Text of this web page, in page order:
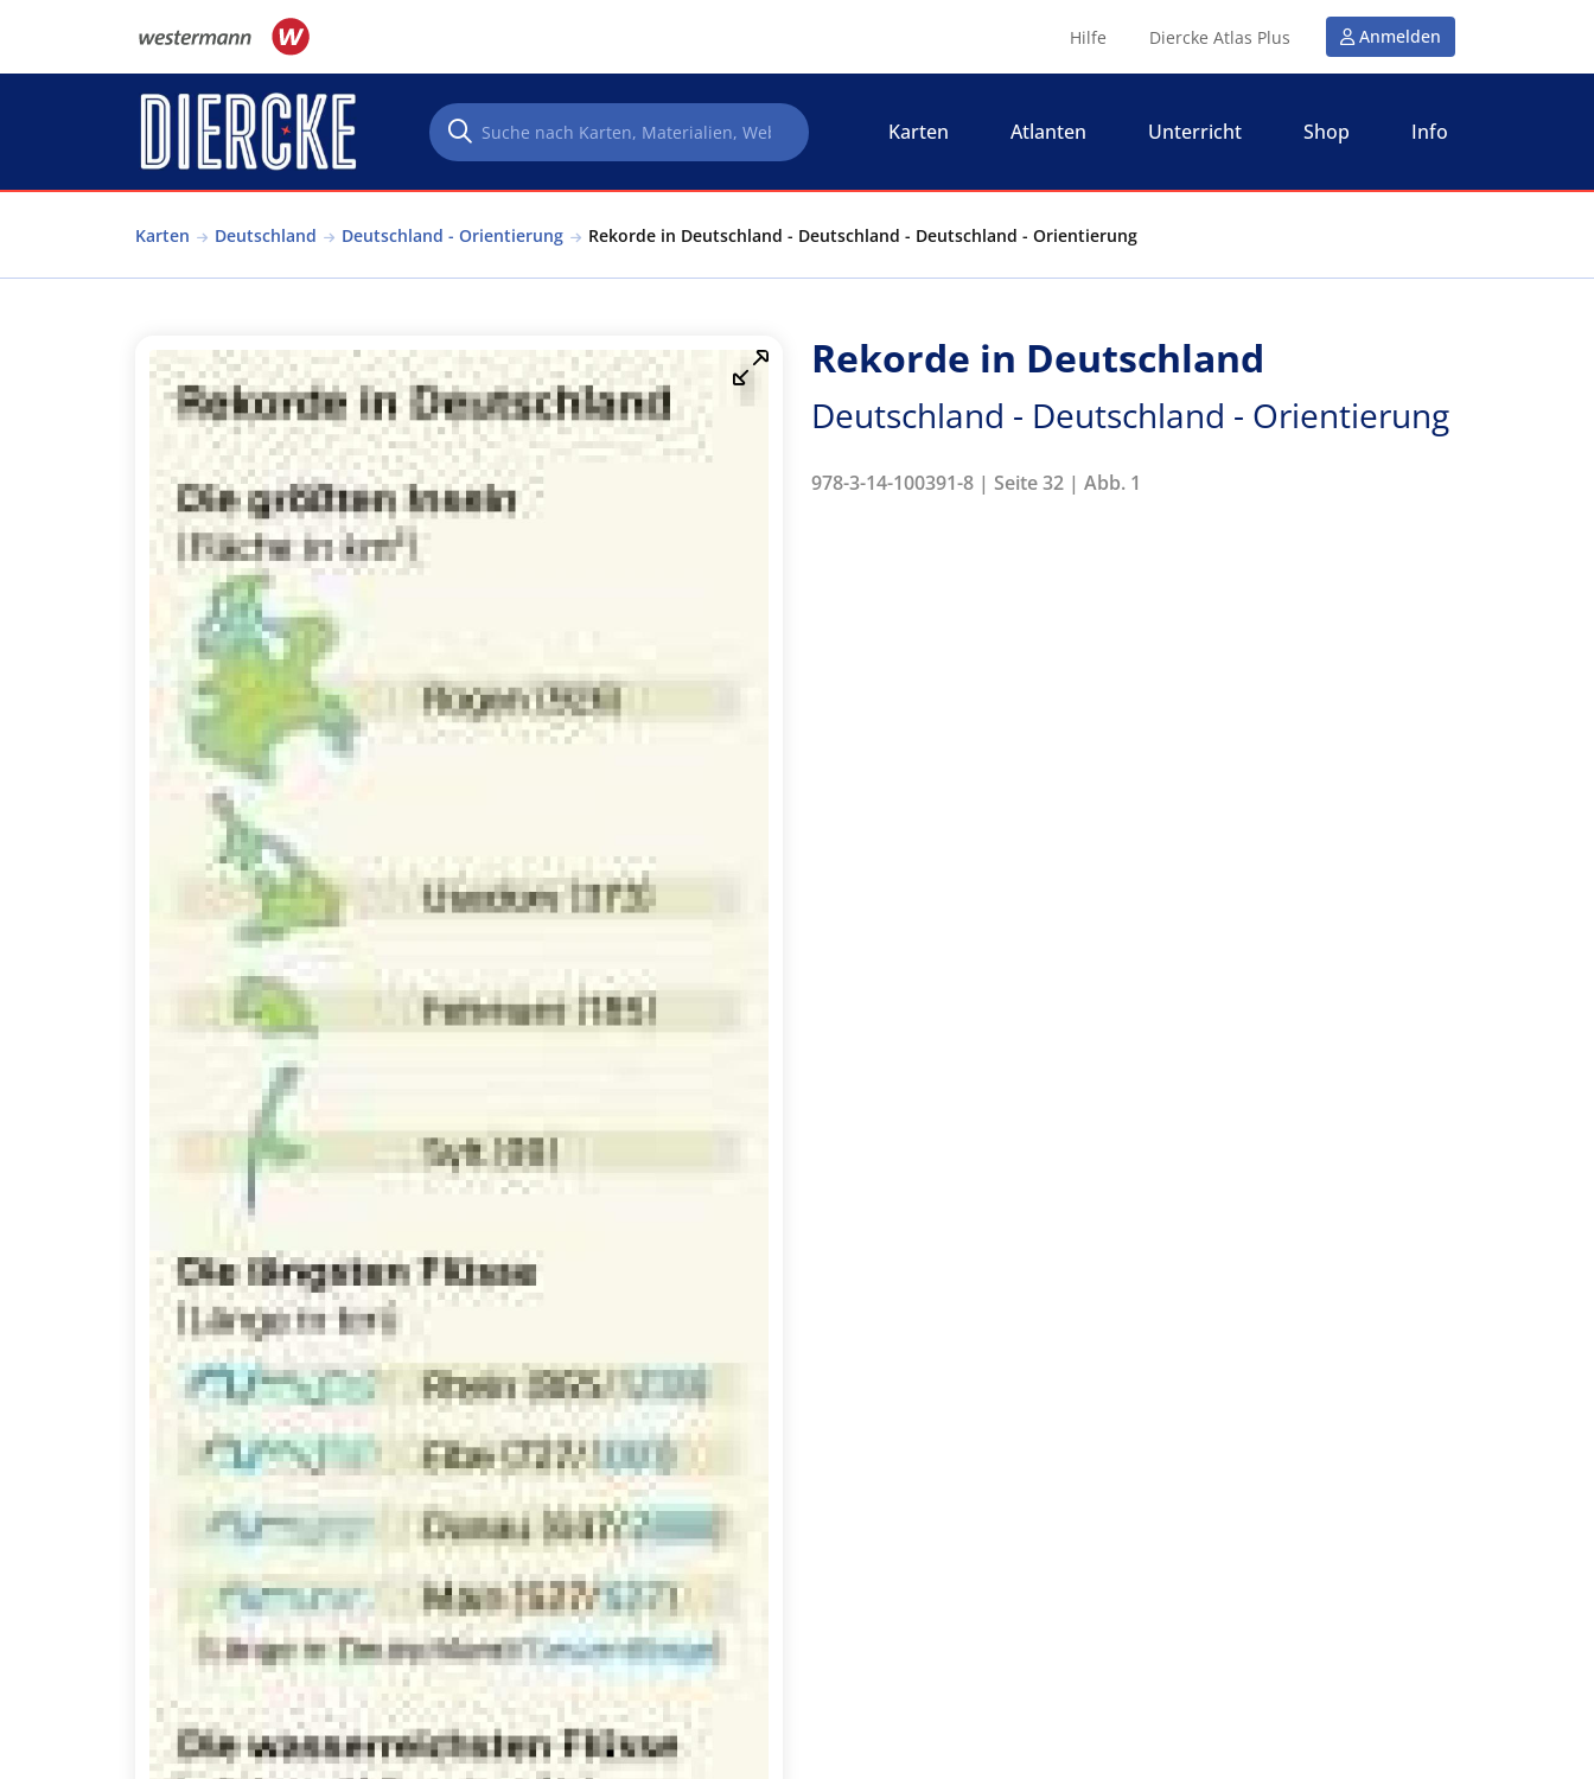
Hilfe Diercke Atlas Plus Anmelden
Karten Atlanten Unterricht Shop Info
Karten Deutschland Deutschland - Orientierung Rekorde in Deutschland - Deutschland - Deutschland - Orientierung
Rekorde in Deutschland
Deutschland - Deutschland - Orientierung
978-3-14-100391-8 | Seite 32 | Abb. 1